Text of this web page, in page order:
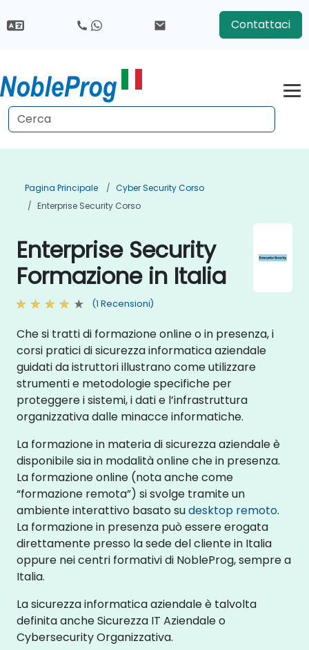
Contattaci
Pagina Principale
Cyber Security Corso
Enterprise Security Corso
Enterprise Security
Formazione in Italia
(1 Recensioni)
Che si tratti di formazione online o in presenza, i
corsi pratici di sicurezza informatica aziendale
guidati da istruttori illustrano come utilizzare
strumenti e metodologie specifiche per
proteggere i sistemi, i dati e l’infrastruttura
organizzativa dalle minacce informatiche.
La formazione in materia di sicurezza aziendale è
disponibile sia in modalità online che in presenza.
La formazione online (nota anche come
“formazione remota”) si svolge tramite un
ambiente interattivo basato sudesktop remoto.
La formazione in presenza può essere erogata
direttamente presso la sede del cliente in Italia
oppure nei centri formativi di NobleProg, sempre a
Italia.
La sicurezza informatica aziendale è talvolta
definita anche Sicurezza IT Aziendale o
Cybersecurity Organizzativa.